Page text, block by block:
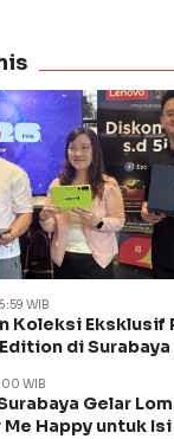
WIB
Koleksi Eksklusif
di Surabaya
WIB
Gelar
Happy untuk Isi